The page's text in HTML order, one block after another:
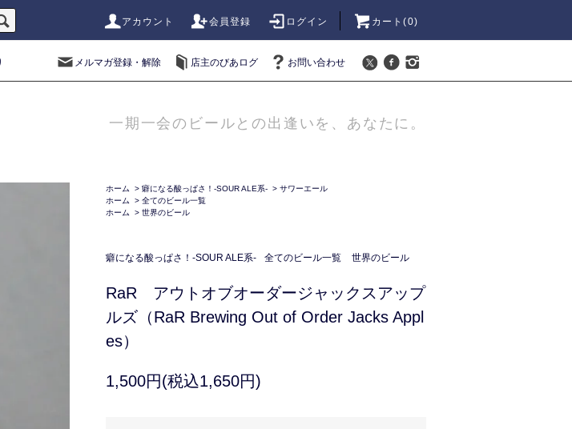
アカウント 会員登録 ログイン カート(0)
メルマガ登録・解除 店主のびあログ お問い合わせ
一期一会のビールとの出逢いを、あなたに。
ホーム > 癖になる酸っぱさ！-SOUR ALE系- > サワーエール
ホーム
> 全てのビール一覧
ホーム
> 世界のビール
癖になる酸っぱさ！-SOUR ALE系- 全てのビール一覧 世界のビール
RaR アウトオブオーダージャックスアップ
ルズ（RaR Brewing Out of Order Jacks Appl
es）
1,500円(税込1,650円)